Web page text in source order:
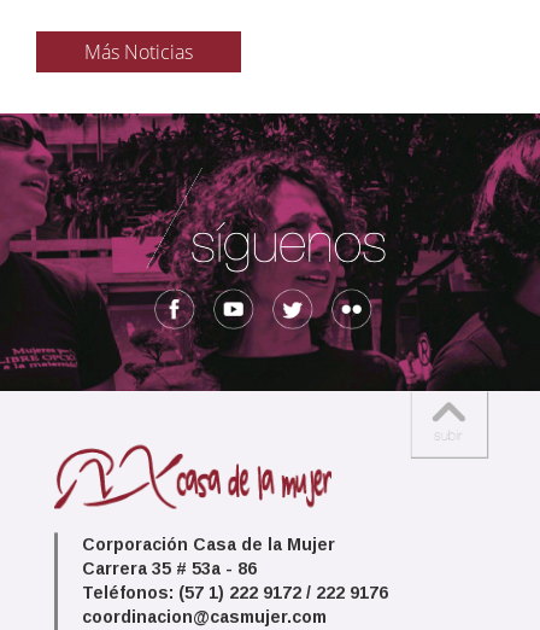
Más Noticias
Corporación Casa de la Mujer
Carrera 35 # 53a - 86
Teléfonos: (57 1) 222 9172 / 222 9176
coordinacion@casmujer.com